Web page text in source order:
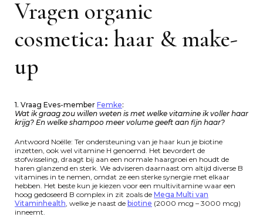
Vragen organic
cosmetica: haar & make-
up
1. Vraag Eves-member Femke:
Wat ik graag zou willen weten is met welke vitamine ik voller haar
krijg? En welke shampoo meer volume geeft aan fijn haar?
Antwoord Noëlle: Ter ondersteuning van je haar kun je biotine
inzetten, ook wel vitamine H genoemd. Het bevordert de
stofwisseling, draagt bij aan een normale haargroei en houdt de
haren glanzend en sterk. We adviseren daarnaast om altijd diverse B
vitamines in te nemen, omdat ze een sterke synergie met elkaar
hebben. Het beste kun je kiezen voor een multivitamine waar een
hoog gedoseerd B complex in zit zoals de Mega Multi van
Vitaminhealth , welke je naast de biotine (2000 mcg – 3000 mcg)
inneemt.